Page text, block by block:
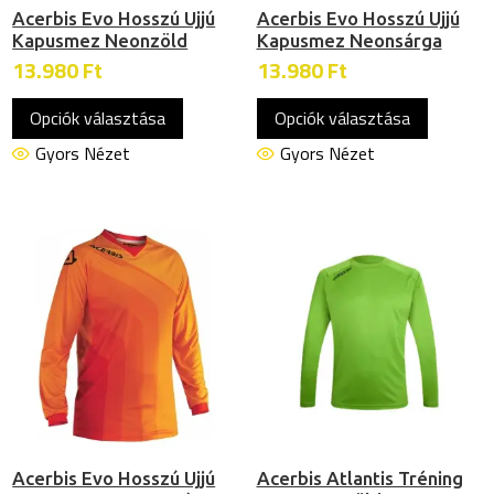
Acerbis Evo Hosszú Ujjú
Kapusmez Neonzöld
13.980Ft
Opciók választása
Ennek
terméknek
A
változatok
a
termékoldalon
választhatók
ki
Gyors Nézet
Acerbis Evo Hosszú Ujjú
Kapusmez Neonsárga
13.980Ft
Opciók választása
Ennek
a
ki
Gyors Nézet
Acerbis Evo Hosszú Ujjú
Acerbis Atlantis Tréning